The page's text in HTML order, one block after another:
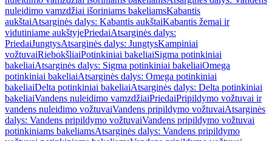
nuleidimo vamzdžiai išoriniams bakeliamsKabantis
aukštaiAtsarginės dalys: Kabantis aukštaiKabantis žemai ir
vidutiniame aukštyjePriedaiAtsarginės dalys:
PriedaiJungtysAtsarginės dalys: JungtysKampiniai
vožtuvaiRiebokšliaiPotinkiniai bakeliaiSigma potinkiniai
bakeliaiAtsarginės dalys: Sigma potinkiniai bakeliaiOmega
potinkiniai bakeliaiAtsarginės dalys: Omega potinkiniai
bakeliaiDelta potinkiniai bakeliaiAtsarginės dalys: Delta potinkiniai
bakeliaiVandens nuleidimo vamzdžiaiPriedaiPripildymo vožtuvai ir
vandens nuleidimo vožtuvaiVandens pripildymo vožtuvaiAtsarginės
dalys: Vandens pripildymo vožtuvaiVandens pripildymo vožtuvai
potinkiniams bakeliamsAtsarginės dalys: Vandens pripildymo